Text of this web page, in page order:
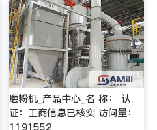
磨粉机_产品中心_名 称： 认
证：工商信息已核实 访问量：